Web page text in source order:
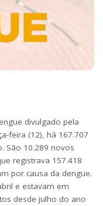
divulgado pela
feira (12), há 167.707
São 10.289 novos
registrava 157.418
por causa da dengue.
e estavam em
desde julho do ano